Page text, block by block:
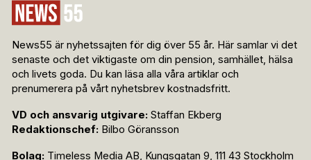
News55 är nyhetssajten för dig över 55 år. Här samlar vi det
senaste och det viktigaste om din pension, samhället, hälsa
och livets goda. Du kan läsa alla våra artiklar och
prenumerera på vårt nyhetsbrev kostnadsfritt.
VD och ansvarig utgivare: Staffan Ekberg
Redaktionschef: Bilbo Göransson
Bolag: Timeless Media AB, Kungsgatan 9, 111 43 Stockholm